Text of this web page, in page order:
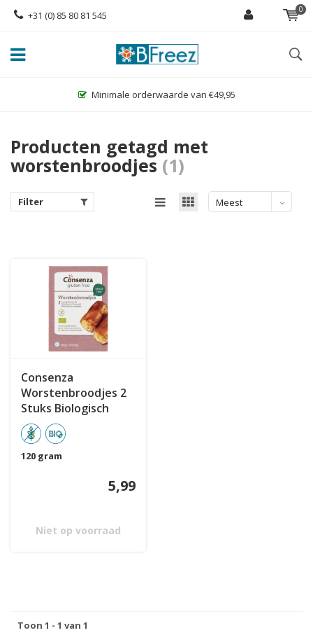
+31 (0) 85 80 81 545 0
Minimale orderwaarde van €49,95
Producten getagd met
worstenbroodjes (1)
Filter
Meest
Consenza
Worstenbroodjes 2
Stuks Biologisch
120 gram
5,99
Niet op voorraad
Toon 1 - 1 van 1